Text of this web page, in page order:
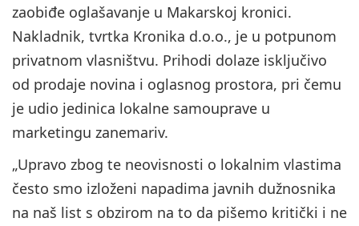
zaobiđe oglašavanje u Makarskoj kronici.
Nakladnik, tvrtka Kronika d.o.o., je u potpunom
privatnom vlasništvu. Prihodi dolaze isključivo
od prodaje novina i oglasnog prostora, pri čemu
je udio jedinica lokalne samouprave u
marketingu zanemariv.
„Upravo zbog te neovisnosti o lokalnim vlastima
često smo izloženi napadima javnih dužnosnika
na naš list s obzirom na to da pišemo kritički i ne